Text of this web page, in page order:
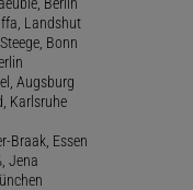
Landshut
Bonn
Augsburg
Karlsruhe
Braak, Essen
Jena